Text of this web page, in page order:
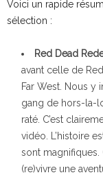
Voici un rapide
sélection :
Red Dead
avant celle de
Far West. Nous y
gang de hors-la-
raté. C’est
vidéo. L’histoire
sont magnifiques.
(re)vivre une